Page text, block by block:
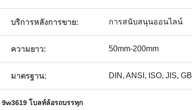
บริการหลังการขาย: การสนับสนุนออนไลน์
ความยาว: 50mm-200mm
มาตรฐาน: DIN, ANSI, ISO, JIS, GB
9w3619 โบลท์ล้อรถบรรทุก